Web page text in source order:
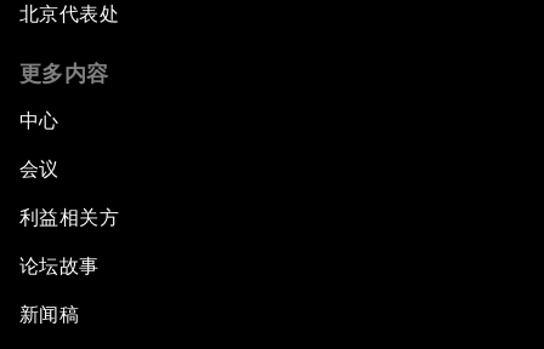
北京代表处
更多内容
中心
会议
利益相关方
论坛故事
新闻稿